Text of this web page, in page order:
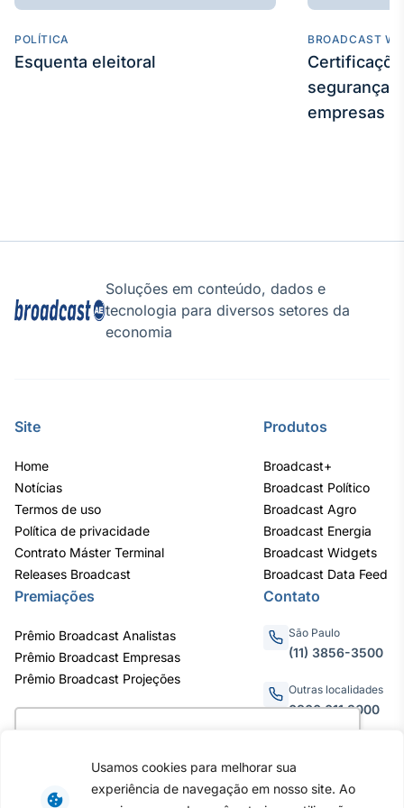
como você interage em nosso site e
personalizar conteúdo. Ao utilizar este site, você
Usamos cookies para melhorar sua
experiência de navegação em nosso site. Ao
Gestão de
Investimentos
Tokenização
POLÍTICA
Esquenta eleitoral
BROADCAST
segurança
empresas
Soluções em conteúdo, dados e
tecnologia para diversos setores da
economia
Site
Home
Notícias
Termos de uso
Política de privacidade
Contrato Máster Terminal
Releases Broadcast
Produtos
Broadcast+
Broadcast Político
Broadcast Agro
Broadcast Energia
Broadcast Widgets
Broadcast Data Feed
Premiações
Prêmio Broadcast Analistas
Prêmio Broadcast Empresas
Prêmio Broadcast Projeções
Contato
São Paulo
(11) 3856-3500
Outras localidades
0800.011.3000
Av. Eng. Caetano Álvares, 55
- 3º e 6º andar, Bairro do